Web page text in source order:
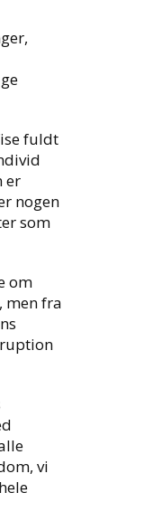
fuldt
er
nogen
som
om
men fra
vi